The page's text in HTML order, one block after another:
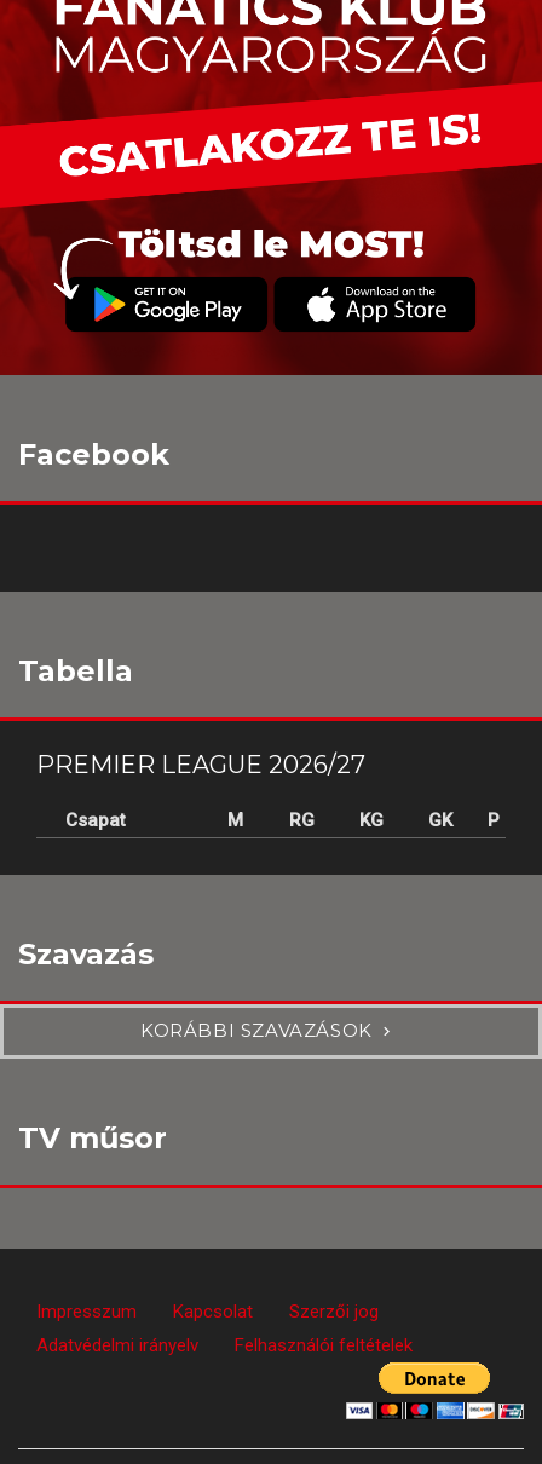
Facebook
Tabella
PREMIER LEAGUE 2026/27
Csapat M RG KG GK P
Szavazás
KORÁBBI SZAVAZÁSOK
TV műsor
Impresszum Kapcsolat
Szerzői jog
Adatvédelmi irányelv
Felhasználói feltételek